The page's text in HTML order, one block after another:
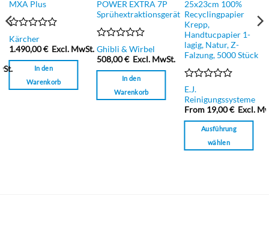
werden
MXA Plus
Bewertet
mit
0
von
5
Kärcher
1.490,00€ Excl. MwSt.
In den
Warenkorb
POWER EXTRA 7P
Sprühextraktionsgerät
Bewertet
mit
0
Ghibli & Wirbel
508,00€ Excl. MwSt.
In den
Warenkorb
25x23cm 100%
Recyclingpapier
Krepp,
Handtucpapier 1-
lagig, Natur, Z-
Falzung, 5000 Stück
Bewertet
mit
0
von
E.J.
Reinigungssysteme
From 19,00€ Excl.
Ausführung
wählen